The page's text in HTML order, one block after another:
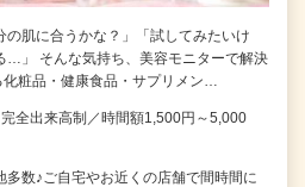
の肌に合うかな？」「試してみたいけ
…」 そんな気持ち、美容モニターで解決
粧品・健康食品・サプリメン…
全出来高制／時間額1,500円～5,000
数♪ご自宅やお近くの店舗で間時間に